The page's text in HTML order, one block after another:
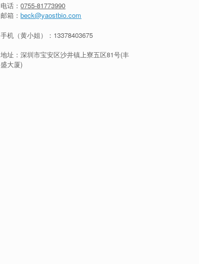
电话：0755-81773990
邮箱：beck@yaostbio.com
手机（黄小姐）： 13378403675
地址：深圳市宝安区沙井镇上寮五区81号(丰
盛大厦)